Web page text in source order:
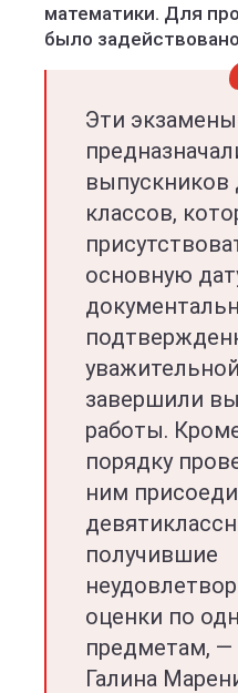
математики. Для
было
Эти экзамены
выпускников
классов,
основную
завершили
работы.
порядку
ним
получившие
оценки по
предметам,
Галина